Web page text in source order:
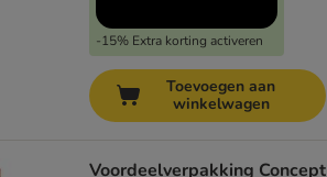
-15% Extra korting activeren
Toevoegen aan
winkelwagen
Voordeelverpakking Concept